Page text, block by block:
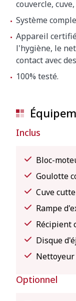
couvercle,
Système
Appareil
l'hygiène, le
contact avec
100% testé.
Inclus
Bloc-
Goulotte
Cuve
Rampe
Récipient
Disque
Nettoyeur
Optionnel